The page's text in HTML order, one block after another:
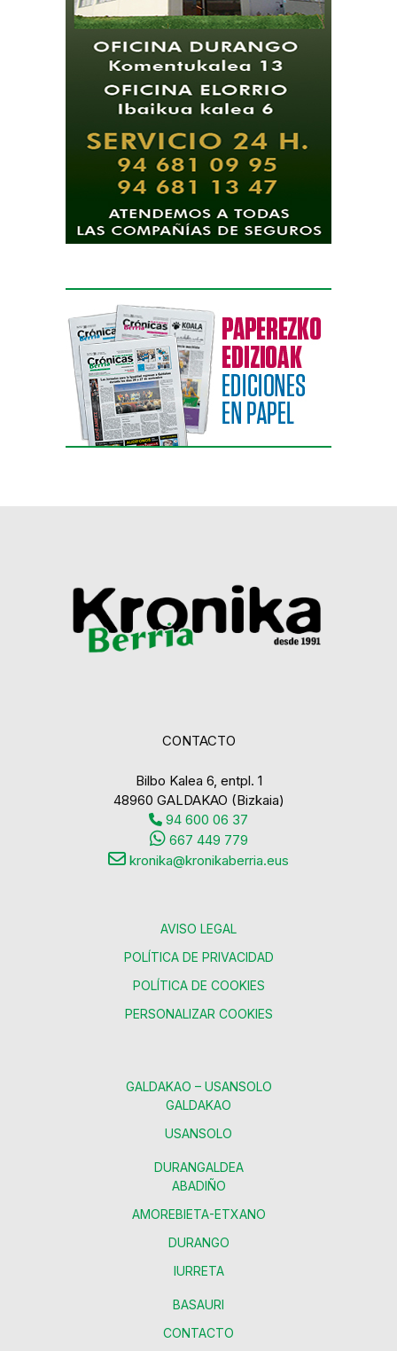
CONTACTO
Bilbo Kalea 6, entpl. 1
48960 GALDAKAO (Bizkaia)
94 600 06 37
667 449 779
kronika@kronikaberria.eus
AVISO LEGAL
POLÍTICA DE PRIVACIDAD
POLÍTICA DE COOKIES
PERSONALIZAR COOKIES
GALDAKAO – USANSOLO
GALDAKAO
USANSOLO
DURANGALDEA
ABADIÑO
AMOREBIETA-ETXANO
DURANGO
IURRETA
BASAURI
CONTACTO